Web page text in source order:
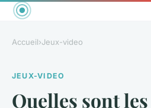
Accueil›Jeux-video
JEUX-VIDEO
Quelles sont